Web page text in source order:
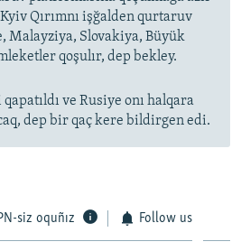
Qırımnı işğalden qurtaruv
Malayziya, Slovakiya, Büyük
qoşulır, dep bekley.
ve Rusiye onı halqara
dep bir qaç kere bildirgen edi.
siz oquñız Follow us